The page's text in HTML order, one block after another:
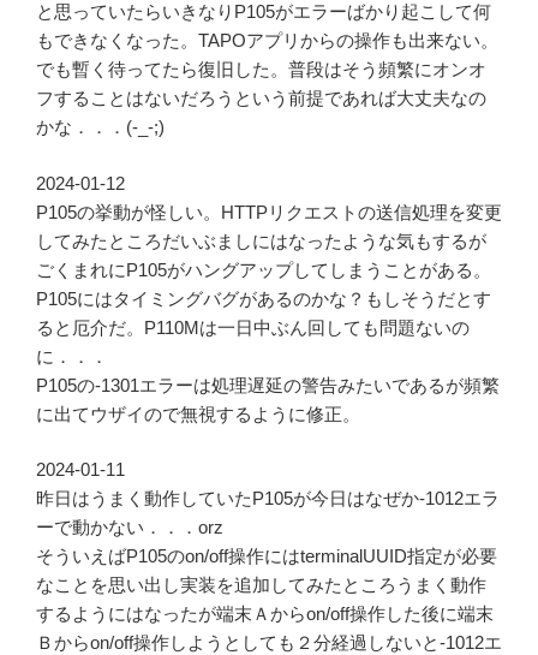
と思っていたらいきなりP105がエラーばかり起こして何
もできなくなった。TAPOアプリからの操作も出来ない。
でも暫く待ってたら復旧した。普段はそう頻繁にオンオ
フすることはないだろうという前提であれば大丈夫なの
かな．．．(-_-;)
2024-01-12
P105の挙動が怪しい。HTTPリクエストの送信処理を変更
してみたところだいぶましにはなったような気もするが
ごくまれにP105がハングアップしてしまうことがある。
P105にはタイミングバグがあるのかな？もしそうだとす
ると厄介だ。P110Mは一日中ぶん回しても問題ないの
に．．．
P105の-1301エラーは処理遅延の警告みたいであるが頻繁
に出てウザイので無視するように修正。
2024-01-11
昨日はうまく動作していたP105が今日はなぜか-1012エラ
ーで動かない．．．orz
そういえばP105のon/off操作にはterminalUUID指定が必要
なことを思い出し実装を追加してみたところうまく動作
するようにはなったが端末Ａからon/off操作した後に端末
Ｂからon/off操作しようとしても２分経過しないと-1012エ